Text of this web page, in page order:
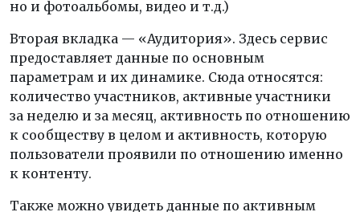
но и фотоальбомы, видео и т.д.)
Вторая вкладка — «Аудитория». Здесь сервис
предоставляет данные по основным
параметрам и их динамике. Сюда относятся:
количество участников, активные участники
за неделю и за месяц, активность по отношению
к сообществу в целом и активность, которую
пользователи проявили по отношению именно
к контенту.
Также можно увидеть данные по активным